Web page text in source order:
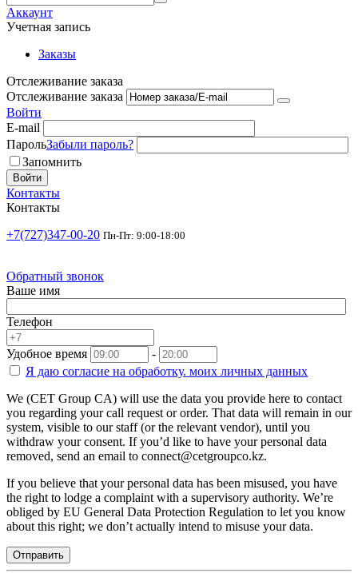
Аккаунт
Учетная запись
Заказы
Отслеживание заказа
Отслеживание заказа
Войти
E-mail
ПарольЗабыли пароль?
Запомнить
Войти
Контакты
Контакты
+7(727)347-00-20 Пн-Пт: 9:00-18:00
Обратный звонок
Ваше имя
Телефон
Удобное время
-
Я даю согласие на обработку. моих личных данных
We (CET Group CA) will use the data you provide here to contact
you regarding your call request or order. That data will remain in our
system, visible to our staff (or the relevant vendor), until you
withdraw your consent. If you’d like to have your personal data
removed, send an email to connect@cetgroupco.kz.
If you believe that your personal data has been misused, you have
the right to lodge a complaint with a supervisory authority. We’re
obliged by EU General Data Protection Regulation to let you know
about this right; we don’t actually intend to misuse your data.
Отправить